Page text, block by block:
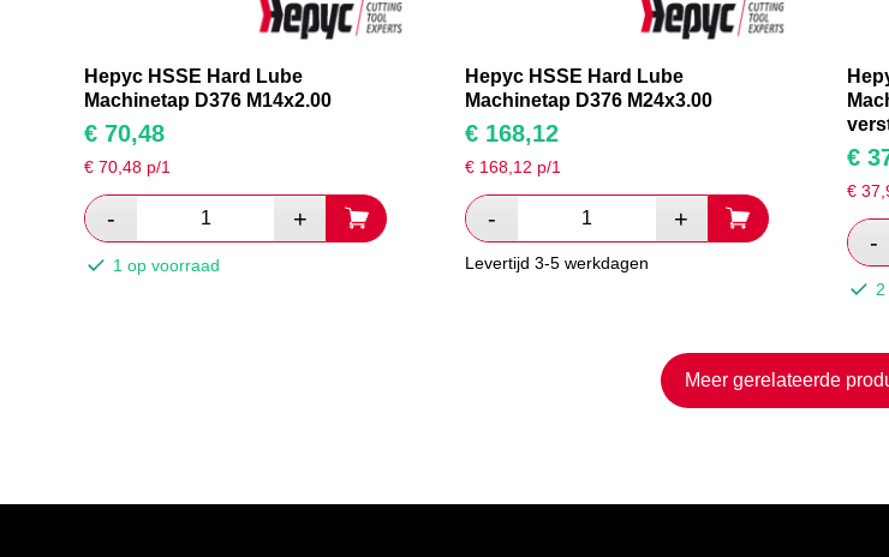
Hepyc HSSE Hard Lube
Machinetap D376 M14x2.00
€ 70,48
€ 70,48 p/1
1 op voorraad
Hepyc HSSE Hard Lube
Machinetap D376 M24x3.00
€ 168,12
€ 168,12 p/1
Levertijd 3-5 werkdagen
€
€
2
Meer gerelateerde